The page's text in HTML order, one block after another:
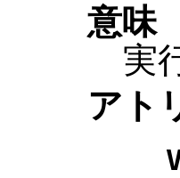
意味
実
アト